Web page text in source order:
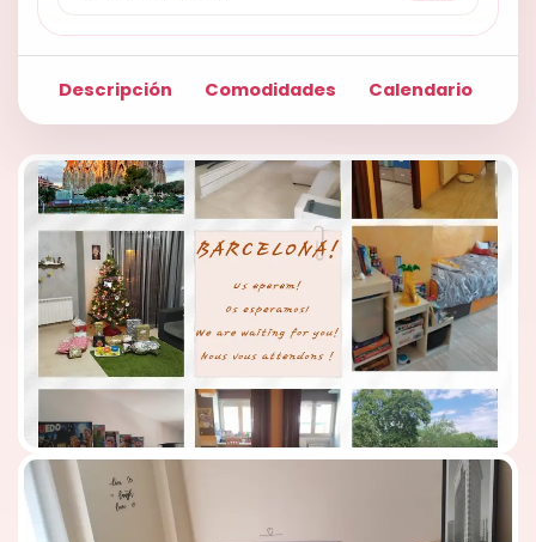
Descripción Comodidades Calendario